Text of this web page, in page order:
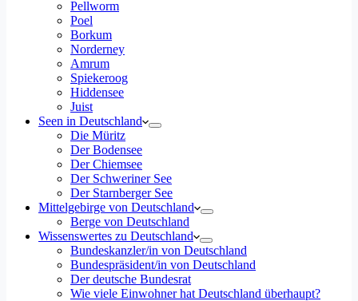
Pellworm
Poel
Borkum
Norderney
Amrum
Spiekeroog
Hiddensee
Juist
Seen in Deutschland
Die Müritz
Der Bodensee
Der Chiemsee
Der Schweriner See
Der Starnberger See
Mittelgebirge von Deutschland
Berge von Deutschland
Wissenswertes zu Deutschland
Bundeskanzler/in von Deutschland
Bundespräsident/in von Deutschland
Der deutsche Bundesrat
Wie viele Einwohner hat Deutschland überhaupt?